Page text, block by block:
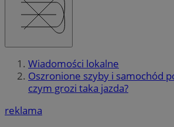
Wiadomości lokalne
Oszronione szyby i samochód
czym grozi taka jazda?
reklama